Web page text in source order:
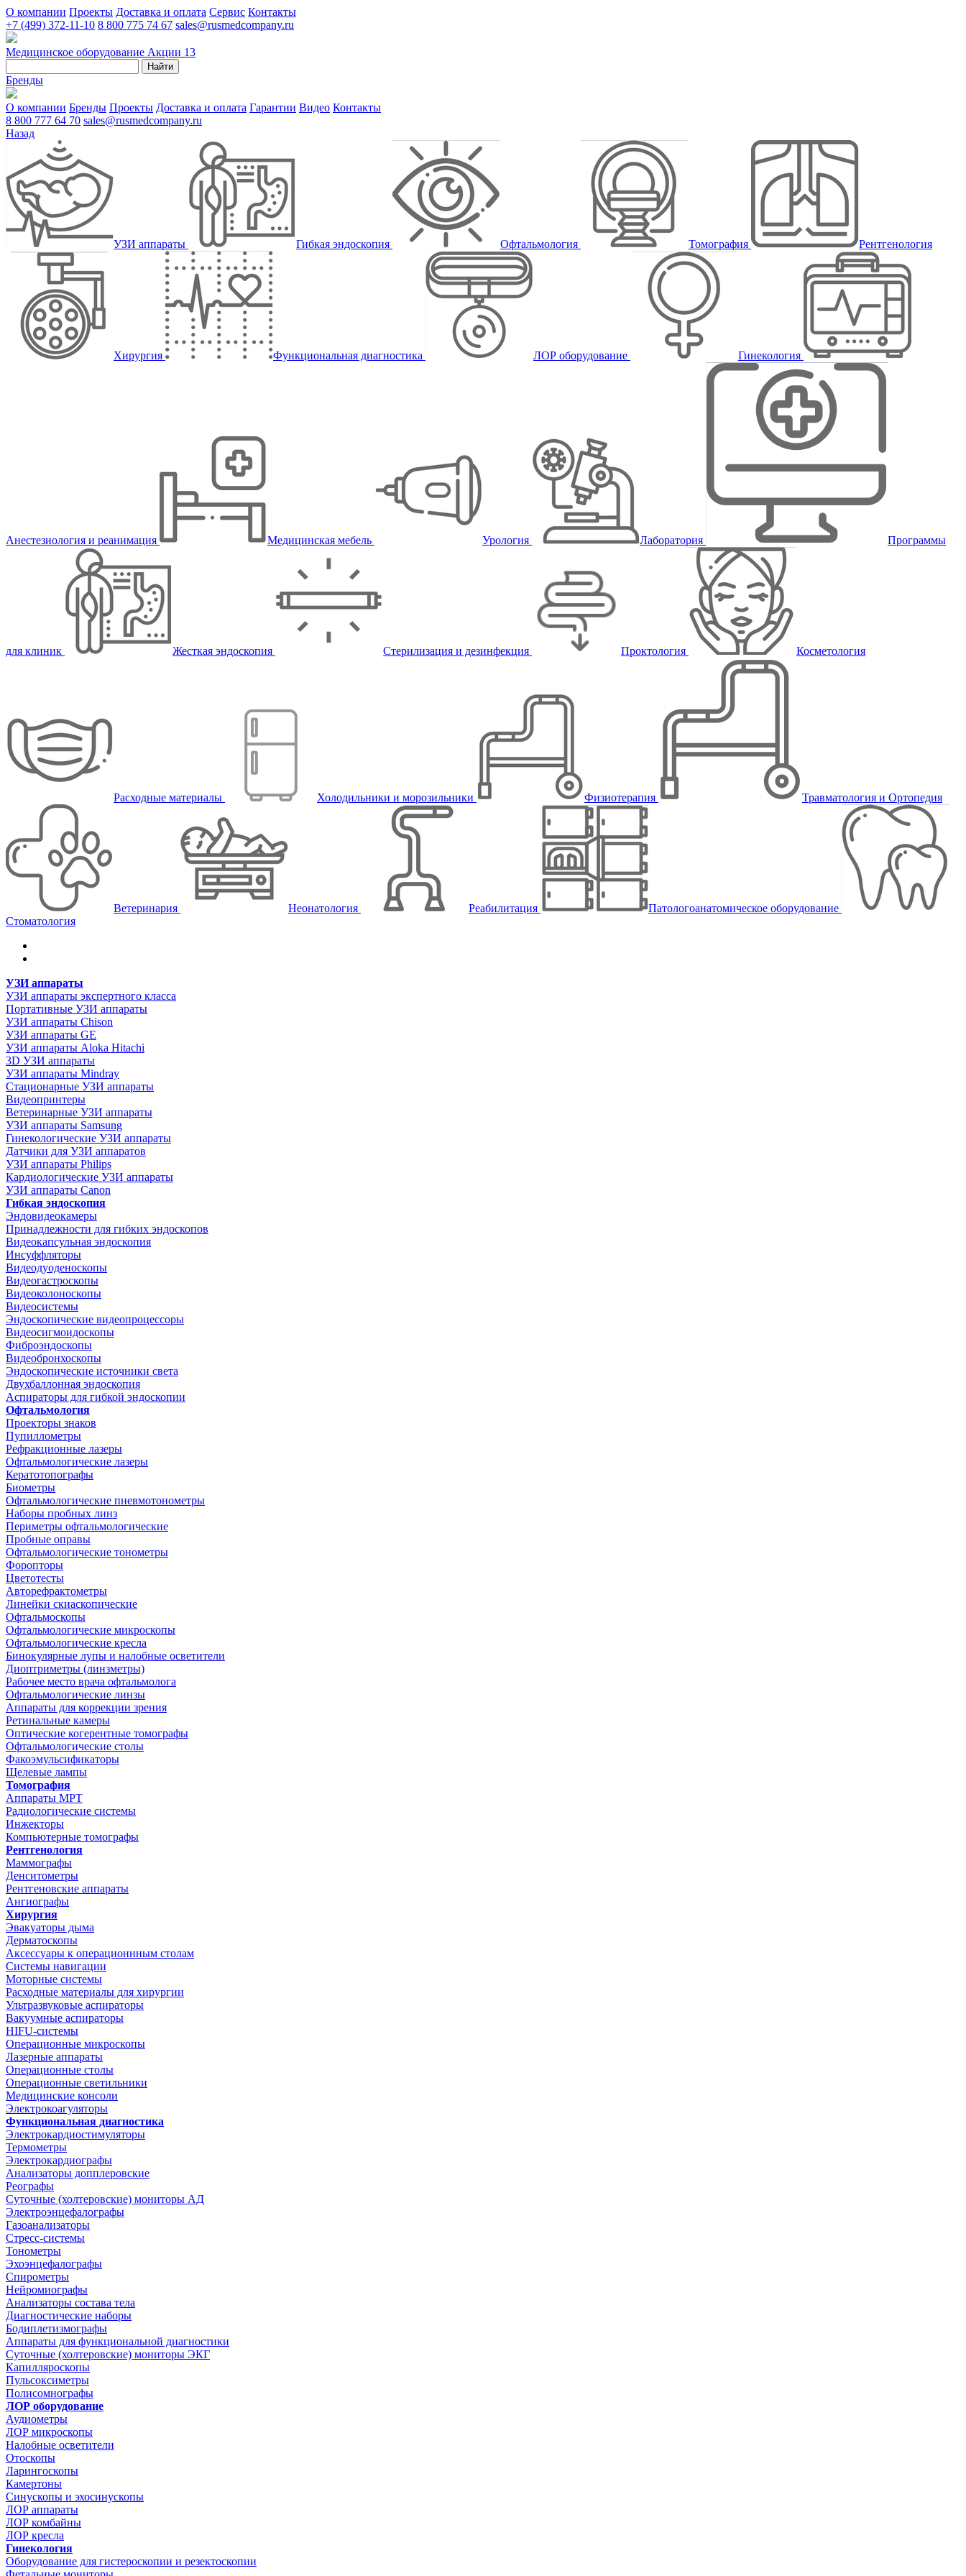
О компании Проекты Доставка и оплата Сервис Контакты
+7 (499) 372-11-10 8 800 775 74 67 sales@rusmedcompany.ru
Медицинское оборудование Акции 13
Найти
Бренды
О компании Бренды Проекты Доставка и оплата Гарантии Видео Контакты
8 800 777 64 70 sales@rusmedcompany.ru
Назад
УЗИ аппараты Гибкая эндоскопия Офтальмология Томография Рентгенология
Хирургия Функциональная диагностика ЛОР оборудование Гинекология
Анестезиология и реанимация Медицинская мебель Урология Лаборатория Программы
для клиник Жесткая эндоскопия Стерилизация и дезинфекция Проктология Косметология
Расходные материалы Холодильники и морозильники Физиотерапия Травматология и Ортопедия
Ветеринария Неонатология Реабилитация
Патологоанатомическое оборудование
Стоматология
УЗИ аппараты
УЗИ аппараты экспертного класса
Портативные УЗИ аппараты
УЗИ аппараты Chison
УЗИ аппараты GE
УЗИ аппараты Aloka Hitachi
3D УЗИ аппараты
УЗИ аппараты Mindray
Стационарные УЗИ аппараты
Видеопринтеры
Ветеринарные УЗИ аппараты
УЗИ аппараты Samsung
Гинекологические УЗИ аппараты
Датчики для УЗИ аппаратов
УЗИ аппараты Philips
Кардиологические УЗИ аппараты
УЗИ аппараты Canon
Гибкая эндоскопия
Эндовидеокамеры
Принадлежности для гибких эндоскопов
Видеокапсульная эндоскопия
Инсуффляторы
Видеодуоденоскопы
Видеогастроскопы
Видеоколоноскопы
Видеосистемы
Эндоскопические видеопроцессоры
Видеосигмоидоскопы
Фиброэндоскопы
Видеобронхоскопы
Эндоскопические источники света
Двухбаллонная эндоскопия
Аспираторы для гибкой эндоскопии
Офтальмология
Проекторы знаков
Пупиллометры
Рефракционные лазеры
Офтальмологические лазеры
Кератотопографы
Биометры
Офтальмологические пневмотонометры
Наборы пробных линз
Периметры офтальмологические
Пробные оправы
Офтальмологические тонометры
Форопторы
Цветотесты
Авторефрактометры
Линейки скиаскопические
Офтальмоскопы
Офтальмологические микроскопы
Офтальмологические кресла
Бинокулярные лупы и налобные осветители
Диоптриметры (линзметры)
Рабочее место врача офтальмолога
Офтальмологические линзы
Аппараты для коррекции зрения
Ретинальные камеры
Оптические когерентные томографы
Офтальмологические столы
Факоэмульсификаторы
Щелевые лампы
Томография
Аппараты МРТ
Радиологические системы
Инжекторы
Компьютерные томографы
Рентгенология
Маммографы
Денситометры
Рентгеновские аппараты
Ангиографы
Хирургия
Эвакуаторы дыма
Дерматоскопы
Аксессуары к операционнным столам
Системы навигации
Моторные системы
Расходные материалы для хирургии
Ультразвуковые аспираторы
Вакуумные аспираторы
HIFU-системы
Операционные микроскопы
Лазерные аппараты
Операционные столы
Операционные светильники
Медицинские консоли
Электрокоагуляторы
Функциональная диагностика
Электрокардиостимуляторы
Термометры
Электрокардиографы
Анализаторы допплеровские
Реографы
Суточные (холтеровские) мониторы АД
Электроэнцефалографы
Газоанализаторы
Стресс-системы
Тонометры
Эхоэнцефалографы
Спирометры
Нейромиографы
Анализаторы состава тела
Диагностические наборы
Бодиплетизмографы
Аппараты для функциональной диагностики
Суточные (холтеровские) мониторы ЭКГ
Капилляроскопы
Пульсоксиметры
Полисомнографы
ЛОР оборудование
Аудиометры
ЛОР микроскопы
Налобные осветители
Отоскопы
Ларингоскопы
Камертоны
Синускопы и эхосинускопы
ЛОР аппараты
ЛОР комбайны
ЛОР кресла
Гинекология
Оборудование для гистероскопии и резектоскопии